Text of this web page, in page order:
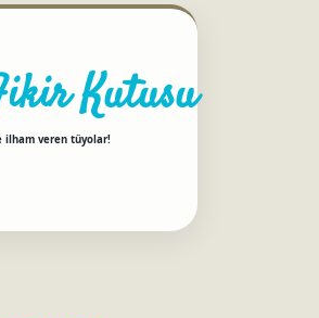
Kutusu
ilham veren tüyolar!